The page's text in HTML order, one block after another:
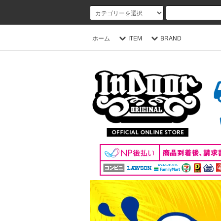
ホーム ITEM BRAND